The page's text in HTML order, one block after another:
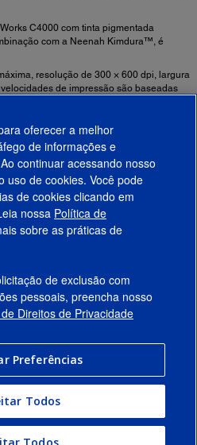
C4000 com tinta pigmentada
com a Neenah Kimdura™, é
resolução de 300 × 600 dpi, largura
de impressão são baseadas
selecionar o cartucho de tinta preta que
de Uso
oferecer a melhor
de informações e
continuar acessando nosso
uso de cookies. Você pode
de cookies clicando em
nossa Política de
sobre as práticas de
de exclusão com
pessoais, preencha nosso
Direitos de Privacidade
Preferências
Todos